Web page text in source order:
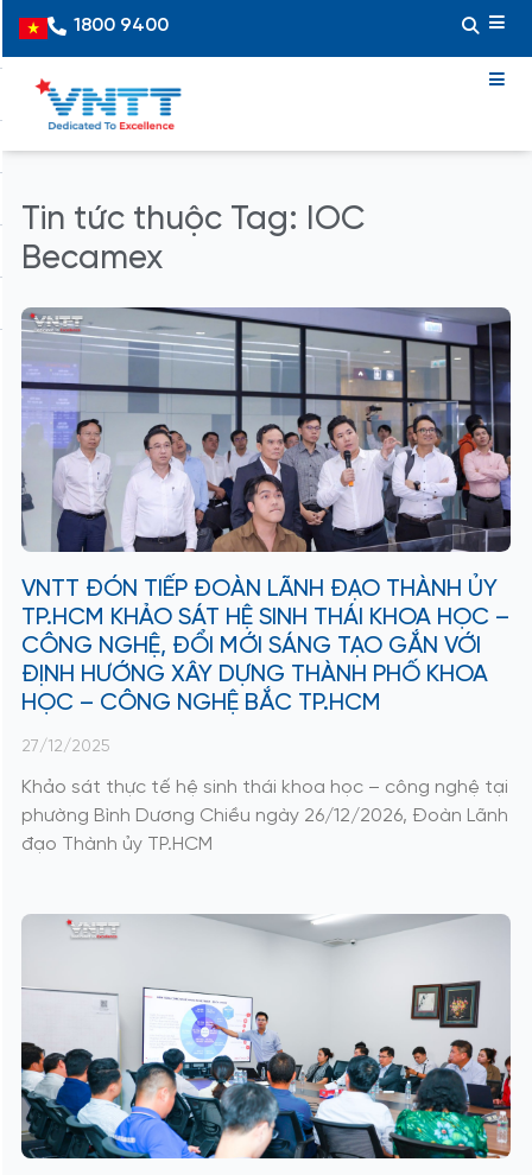
content
Vietnamese
1800 9400
Tin tức thuộc Tag: IOC
Becamex
VNTT ĐÓN TIẾP ĐOÀN LÃNH ĐẠO THÀNH ỦY
TP.HCM KHẢO SÁT HỆ SINH THÁI KHOA HỌC –
CÔNG NGHỆ, ĐỔI MỚI SÁNG TẠO GẮN VỚI
ĐỊNH HƯỚNG XÂY DỰNG THÀNH PHỐ KHOA
HỌC – CÔNG NGHỆ BẮC TP.HCM
27/12/2025
Khảo sát thực tế hệ sinh thái khoa học – công nghệ tại
phường Bình Dương Chiều ngày 26/12/2026, Đoàn Lãnh
đạo Thành ủy TP.HCM